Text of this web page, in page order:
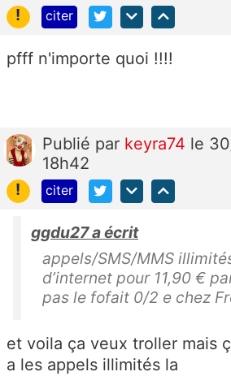
!
citer
pfff n'importe quoi !!!!
Publié par keyra74 le
18h42
!
citer
ggdu27 a écrit
appels/SMS/MMS
d’internet pour 11,90 €
pas le fofait 0/2 e chez
et voila ça veux troller mais
a les appels illimités la